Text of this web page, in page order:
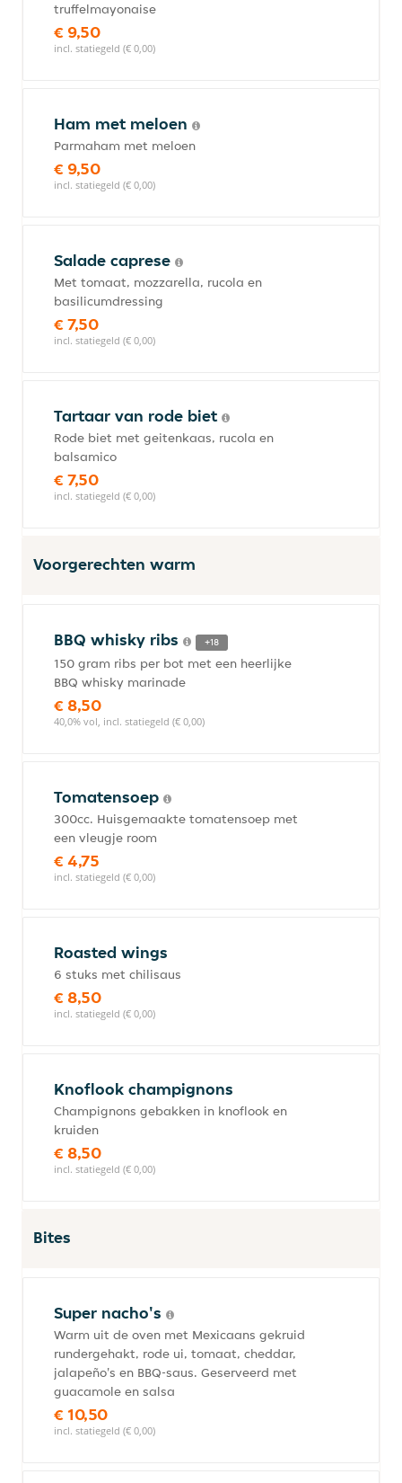
truffelmayonaise
€ 9,50
incl. statiegeld (€ 0,00)
Ham met meloen
Parmaham met meloen
€ 9,50
incl. statiegeld (€ 0,00)
Salade caprese
Met tomaat, mozzarella, rucola en
basilicumdressing
€ 7,50
incl. statiegeld (€ 0,00)
Tartaar van rode biet
Rode biet met geitenkaas, rucola en
balsamico
€ 7,50
incl. statiegeld (€ 0,00)
Voorgerechten warm
BBQ whisky ribs +18
150 gram ribs per bot met een heerlijke
BBQ whisky marinade
€ 8,50
40,0% vol, incl. statiegeld (€ 0,00)
Tomatensoep
300cc. Huisgemaakte tomatensoep met
een vleugje room
€ 4,75
incl. statiegeld (€ 0,00)
Roasted wings
6 stuks met chilisaus
€ 8,50
incl. statiegeld (€ 0,00)
Knoflook champignons
Champignons gebakken in knoflook en
kruiden
€ 8,50
incl. statiegeld (€ 0,00)
Bites
Super nacho's
Warm uit de oven met Mexicaans gekruid
rundergehakt, rode ui, tomaat, cheddar,
jalapeño's en BBQ-saus. Geserveerd met
guacamole en salsa
€ 10,50
incl. statiegeld (€ 0,00)